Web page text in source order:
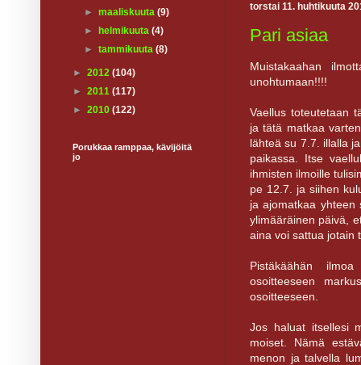
torstai 11. huhtikuuta
Pari asiaa
Muistakaahan
unohtumaan!!!!
Vaellus toteutetaan
ja tätä matkaa
lähteä su 7.7. illalla
paikassa. Itse
ihmisten ilmoille
pe 12.7. ja siihen
ja ajomatkaa yhteen
ylimääräinen päivä,
aina voi sattua jotain
Pistäkäähän
osoitteeseen
osoitteeseen.
Jos haluat itsellesi
moiset. Nämä
menon ja talvella
►maaliskuuta(9)
►
helmikuuta(4)
►tammikuuta(8)
► 2012 (104)
► 2011 (117)
► 2010 (122)
Porukkaa ramppaa, kävijöitä
jo